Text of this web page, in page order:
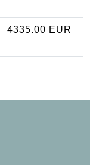
4335.00 EUR